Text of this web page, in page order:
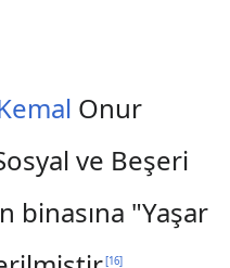
Onur
ve Beşeri
binasına "Yaşar
[16]